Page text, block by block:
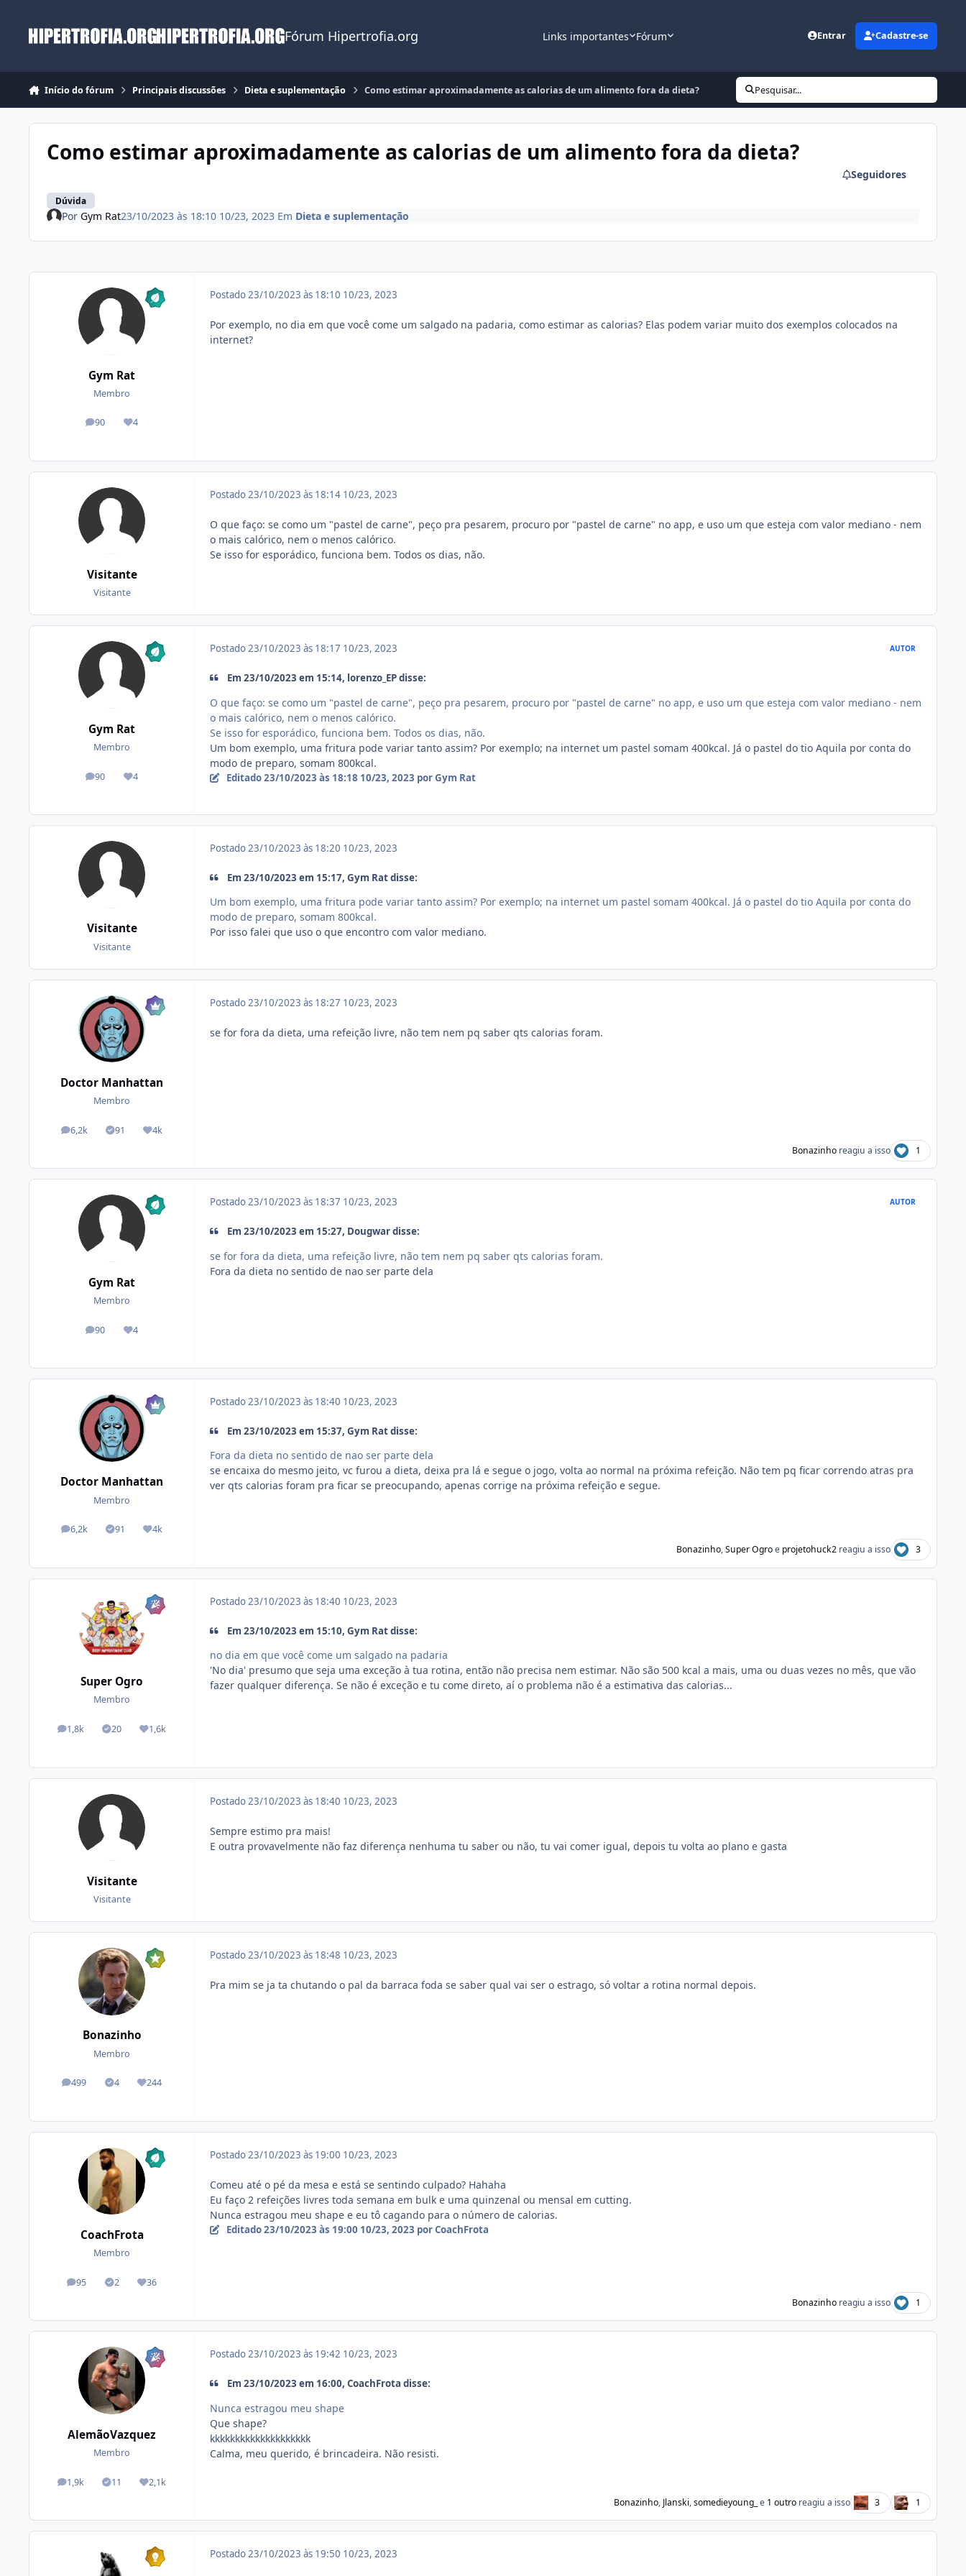
Fórum Hipertrofia.org Links importantes Fórum Entrar Cadastre-se
Início do fórum Principais discussões Dieta e suplementação Como estimar aproximadamente as calorias de um alimento fora da dieta? Pesquisar...
Como estimar aproximadamente as calorias de um alimento fora da dieta?
Dúvida
Seguidores
Por Gym Rat23/10/2023 às 18:10 10/23, 2023 Em Dieta e suplementação
Gym Rat
Membro
90
posts 4
Reputação
Postado23/10/2023 às 18:10 10/23, 2023
Por exemplo, no dia em que você come um salgado na padaria, como estimar as calorias? Elas podem variar muito dos exemplos colocados na
internet?
Visitante
Visitante
Postado23/10/2023 às 18:14 10/23, 2023
O que faço: se como um "pastel de carne", peço pra pesarem, procuro por "pastel de carne" no app, e uso um que esteja com valor mediano - nem
o mais calórico, nem o menos calórico.
Se isso for esporádico, funciona bem. Todos os dias, não.
Gym Rat
Membro
90
posts 4
Reputação
Postado23/10/2023 às 18:17 10/23, 2023 AUTOR
Em 23/10/2023 em 15:14, lorenzo_EP disse:
O que faço: se como um "pastel de carne", peço pra pesarem, procuro por "pastel de carne" no app, e uso um que esteja com valor mediano - nem
o mais calórico, nem o menos calórico.
Se isso for esporádico, funciona bem. Todos os dias, não.
Um bom exemplo, uma fritura pode variar tanto assim? Por exemplo; na internet um pastel somam 400kcal. Já o pastel do tio Aquila por conta do
modo de preparo, somam 800kcal.
Editado23/10/2023 às 18:18 10/23, 2023 por Gym Rat
Visitante
Visitante
Postado23/10/2023 às 18:20 10/23, 2023
Em 23/10/2023 em 15:17, Gym Rat disse:
Um bom exemplo, uma fritura pode variar tanto assim? Por exemplo; na internet um pastel somam 400kcal. Já o pastel do tio Aquila por conta do
modo de preparo, somam 800kcal.
Por isso falei que uso o que encontro com valor mediano.
Doctor Manhattan
Membro
6,2k
posts 91
Tópicos solucionados
4k
Reputação
Postado23/10/2023 às 18:27 10/23, 2023
se for fora da dieta, uma refeição livre, não tem nem pq saber qts calorias foram.
Bonazinhoreagiu a isso 1
Gym Rat
Membro
90
posts 4
Reputação
Postado23/10/2023 às 18:37 10/23, 2023 AUTOR
Em 23/10/2023 em 15:27, Dougwar disse:
se for fora da dieta, uma refeição livre, não tem nem pq saber qts calorias foram.
Fora da dieta no sentido de nao ser parte dela
Doctor Manhattan
Membro
6,2k
posts 91
Tópicos solucionados
4k
Reputação
Postado23/10/2023 às 18:40 10/23, 2023
Em 23/10/2023 em 15:37, Gym Rat disse:
Fora da dieta no sentido de nao ser parte dela
se encaixa do mesmo jeito, vc furou a dieta, deixa pra lá e segue o jogo, volta ao normal na próxima refeição. Não tem pq ficar correndo atras pra
ver qts calorias foram pra ficar se preocupando, apenas corrige na próxima refeição e segue.
Bonazinho,Super Ogroe projetohuck2reagiu a isso 3
Super Ogro
Membro
1,8k
posts 20
Tópicos solucionados
1,6k
Reputação
Postado23/10/2023 às 18:40 10/23, 2023
Em 23/10/2023 em 15:10, Gym Rat disse:
no dia em que você come um salgado na padaria
'No dia' presumo que seja uma exceção à tua rotina, então não precisa nem estimar. Não são 500 kcal a mais, uma ou duas vezes no mês, que vão
fazer qualquer diferença. Se não é exceção e tu come direto, aí o problema não é a estimativa das calorias...
Visitante
Visitante
Postado 23/10/2023 às 18:40 10/23, 2023
Sempre estimo pra mais!
E outra provavelmente não faz diferença nenhuma tu saber ou não, tu vai comer igual, depois tu volta ao plano e gasta
Bonazinho
Membro
499
posts 4
Tópicos solucionados
244
Reputação
Postado23/10/2023 às 18:48 10/23, 2023
Pra mim se ja ta chutando o pal da barraca foda se saber qual vai ser o estrago, só voltar a rotina normal depois.
CoachFrota
Membro
95
posts 2
Tópicos solucionados
36
Reputação
Postado23/10/2023 às 19:00 10/23, 2023
Comeu até o pé da mesa e está se sentindo culpado? Hahaha
Eu faço 2 refeições livres toda semana em bulk e uma quinzenal ou mensal em cutting.
Nunca estragou meu shape e eu tô cagando para o número de calorias.
Editado23/10/2023 às 19:00 10/23, 2023 por CoachFrota
Bonazinhoreagiu a isso 1
AlemãoVazquez
Membro
1,9k
posts 11
Tópicos solucionados
2,1k
Reputação
Postado23/10/2023 às 19:42 10/23, 2023
Em 23/10/2023 em 16:00, CoachFrota disse:
Nunca estragou meu shape
Que shape?
kkkkkkkkkkkkkkkkkkkk
Calma, meu querido, é brincadeira. Não resisti.
Bonazinho, Jlanski,somedieyoung_ e 1 outro reagiu a isso 3 1
Postado23/10/2023 às 19:50 10/23, 2023